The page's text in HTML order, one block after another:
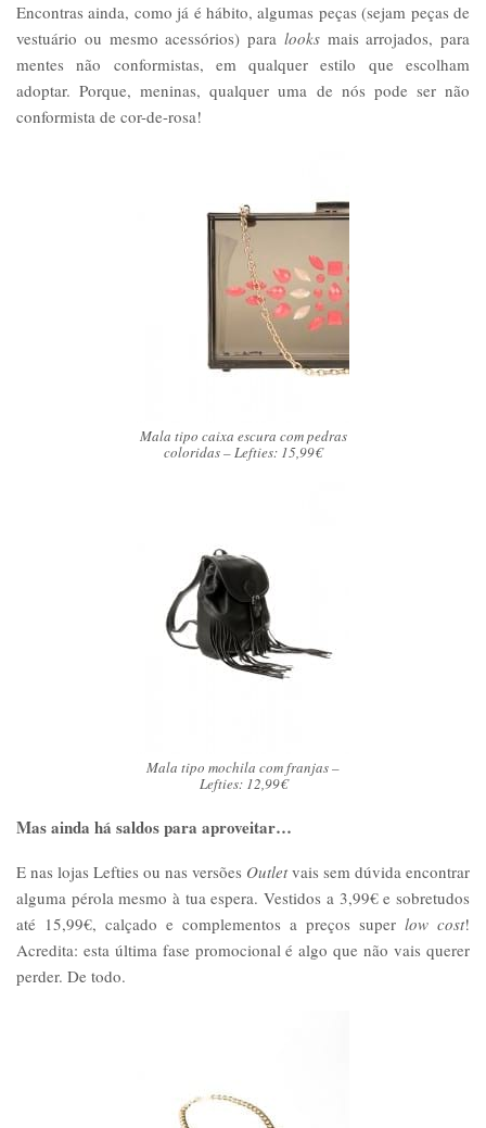
Encontras ainda, como já é hábito, algumas peças (sejam peças de
vestuário ou mesmo acessórios) para looksmais arrojados, para
mentes não conformistas, em qualquer estilo que escolham
adoptar. Porque, meninas, qualquer uma de nós pode ser não
conformista de cor-de-rosa!
Mala tipo caixa escura com pedras
coloridas – Lefties: 15,99€
Mala tipo mochila com franjas –
Lefties: 12,99€
Mas ainda há saldos para aproveitar…
E nas lojas Lefties ou nas versões Outletvais sem dúvida encontrar
alguma pérola mesmo à tua espera. Vestidos a 3,99€ e sobretudos
até 15,99€, calçado e complementos a preços super low cost!
Acredita: esta última fase promocional é algo que não vais querer
perder. De todo.